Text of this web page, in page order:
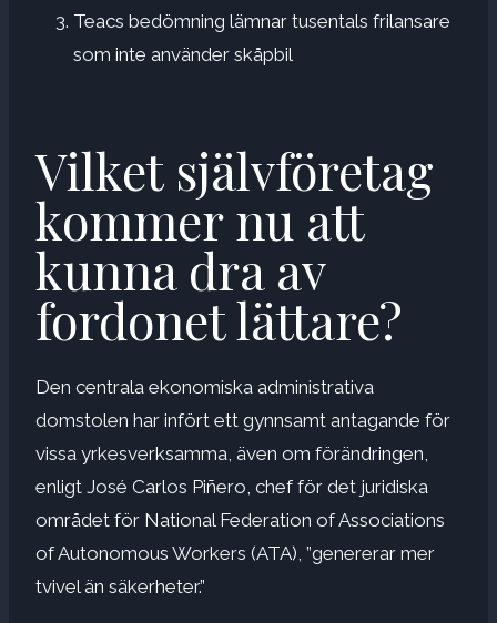
Teacs bedömning lämnar tusentals frilansare
som inte använder skåpbil
Vilket självföretag
kommer nu att
kunna dra av
fordonet lättare?
Den centrala ekonomiska administrativa
domstolen har infört ett gynnsamt antagande för
vissa yrkesverksamma, även om förändringen,
enligt José Carlos Piñero, chef för det juridiska
området för National Federation of Associations
of Autonomous Workers (ATA), ”genererar mer
tvivel än säkerheter.”